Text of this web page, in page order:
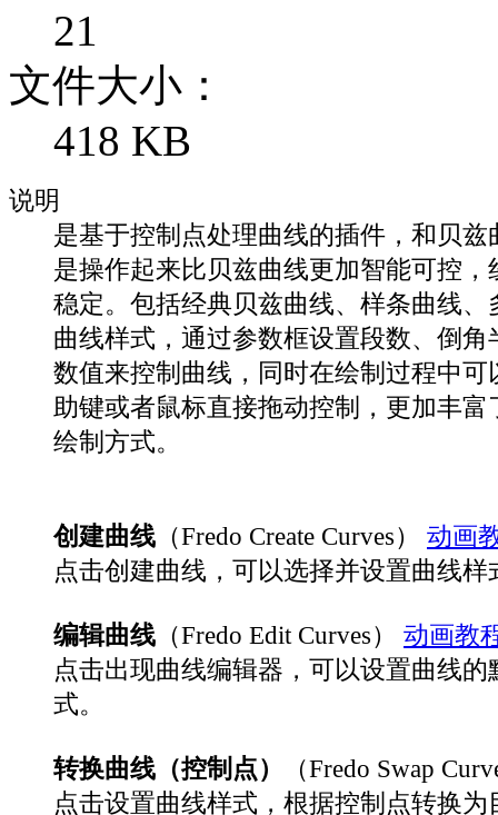
21
文件大小：
418 KB
说明
是基于控制点处理曲线的插件，和贝兹
是操作起来比贝兹曲线更加智能可控，
稳定。包括经典贝兹曲线、样条曲线、
曲线样式，通过参数框设置段数、倒角
数值来控制曲线，同时在绘制过程中可
助键或者鼠标直接拖动控制，更加丰富
绘制方式。
创建曲线 （Fredo Create Curves）
动画
点击创建曲线，可以选择并设置曲线样
编辑曲线 （Fredo Edit Curves）
动画教
点击出现曲线编辑器，可以设置曲线的
式。
转换曲线（控制点）
（Fredo Swap
点击设置曲线样式，根据控制点转换为